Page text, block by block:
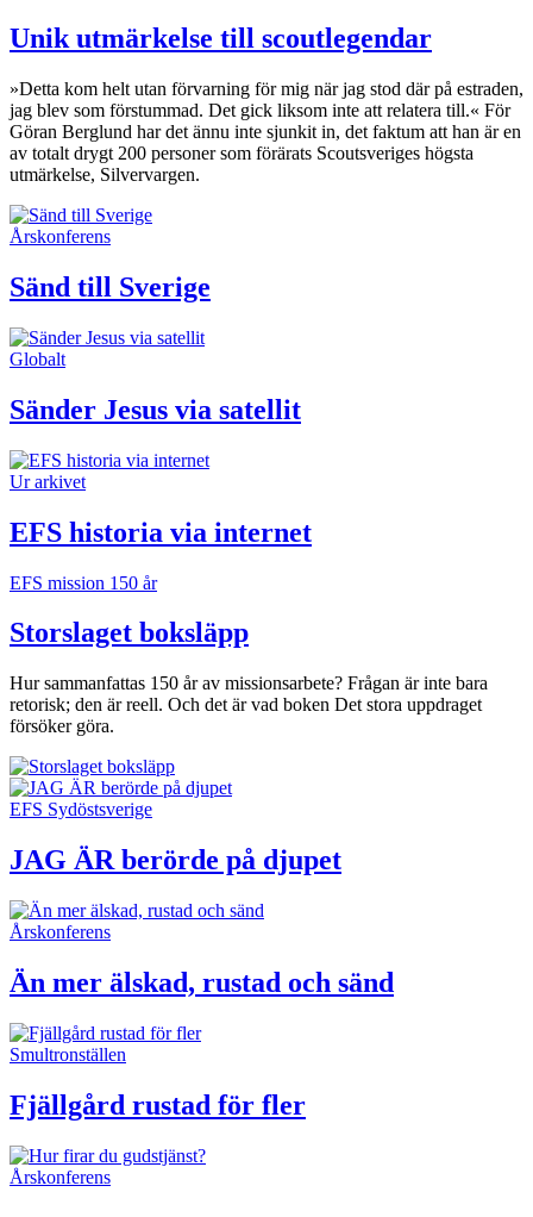
Unik utmärkelse till scoutlegendar
»Detta kom helt utan förvarning för mig när jag stod där på estraden,
jag blev som förstummad. Det gick liksom inte att relatera till.« För
Göran Berglund har det ännu inte sjunkit in, det faktum att han är en
av totalt drygt 200 personer som förärats Scoutsveriges högsta
utmärkelse, Silvervargen.
Årskonferens
Sänd till Sverige
Globalt
Sänder Jesus via satellit
Ur arkivet
EFS historia via internet
EFS mission 150 år
Storslaget boksläpp
Hur sammanfattas 150 år av missionsarbete? Frågan är inte bara
retorisk; den är reell. Och det är vad boken Det stora uppdraget
försöker göra.
EFS Sydöstsverige
JAG ÄR berörde på djupet
Årskonferens
Än mer älskad, rustad och sänd
Smultronställen
Fjällgård rustad för fler
Årskonferens